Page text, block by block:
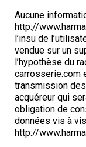
Aucune
http://
l’insu de
vendue sur un
l’hypothèse du
carrosserie.com
transmission
acquéreur qui
obligation de
données vis à
http://